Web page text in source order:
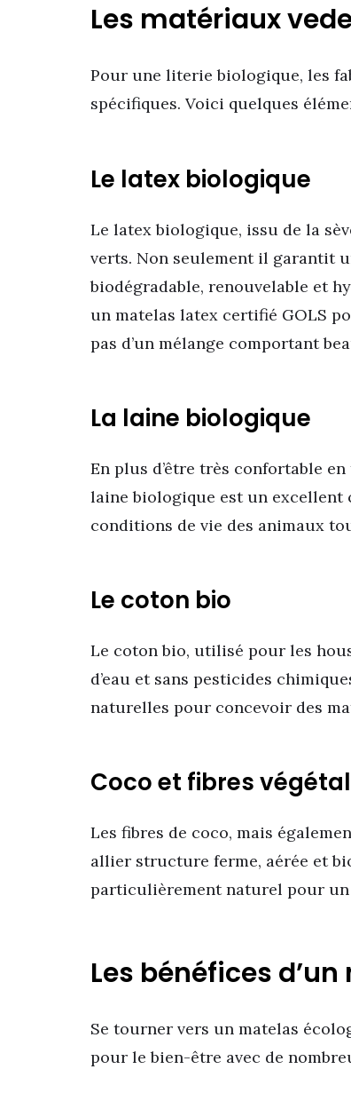
Les matériaux
Pour une literie biologique, les
spécifiques. Voici quelques
Le latex biologique
Le latex biologique, issu de la
verts. Non seulement il garantit
biodégradable, renouvelable et
un matelas latex certifié GOLS
pas d’un mélange comportant
La laine biologique
En plus d’être très confortable
laine biologique est un excellent
conditions de vie des animaux
Le coton bio
Le coton bio, utilisé pour les
d’eau et sans pesticides
naturelles pour concevoir des
Coco et fibres
Les fibres de coco, mais
allier structure ferme, aérée et
particulièrement naturel pour
Les bénéfices
Se tourner vers un matelas
pour le bien-être avec de